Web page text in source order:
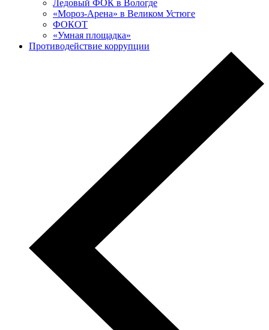
Ледовый ФОК в Вологде
«Мороз-Арена» в Великом Устюге
ФОКОТ
«Умная площадка»
Противодействие коррупции